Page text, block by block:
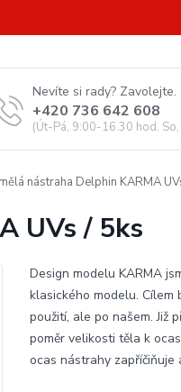
Nevíte si rady? Zavolejte.
+420 736 642 608
(Út-Pá, 9:00-16.30 hod. So,
nástraha Delphin KARMA
UVs / 5ks
Design modelu KARMA
klasického modelu.
použití, ale po našem. Již
poměr velikosti těla k
ocas nástrahy zapříčiňuje